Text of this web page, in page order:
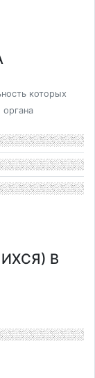
которых
В